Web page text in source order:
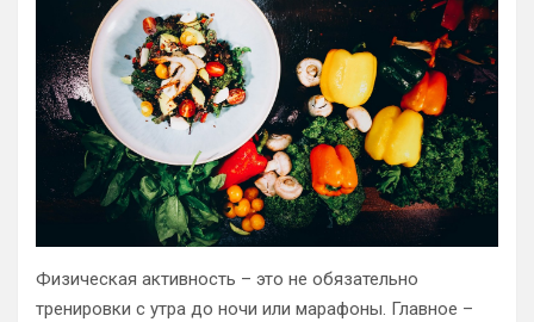
Физическая активность – это не обязательно
тренировки с утра до ночи или марафоны. Главное –